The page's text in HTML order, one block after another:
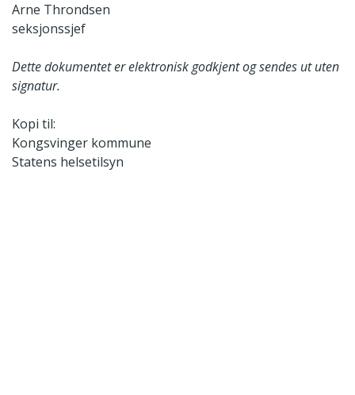
Arne Throndsen
seksjonssjef
Dette dokumentet er elektronisk godkjent og sendes ut uten
signatur.
Kopi til:
Kongsvinger kommune
Statens helsetilsyn